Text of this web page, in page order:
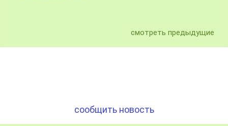
смотреть предыдущие
сообщить новость